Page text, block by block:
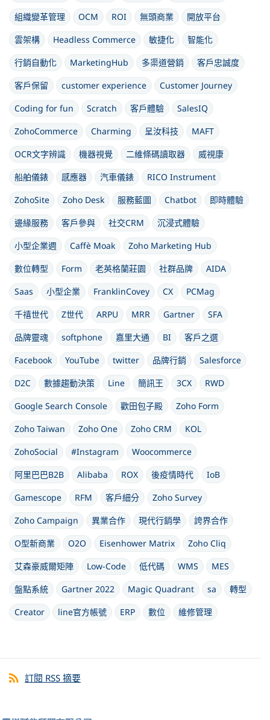
組織變革管理
OCM ROI 無頭商業
開放平台
雲架構
Headless Commerce 敏捷化
智能化
行銷自動化
MarketingHub 多渠道營銷
客戶忠誠度
客戶保留
customer experience
Customer Journey
Coding for fun
Scratch 客戶體驗
SalesIQ
ZohoCommerce
Charming 呈汝科技
MAFT
OCR文字辨識
機器視覺 二維條碼讀取器
威視康
船舶儀錶
感應器 汽車儀錶
RICO Instrument
ZohoSite
Zoho Desk 服務藍圖 Chatbot
即時體驗
邊緣服務
客戶參與 社交CRM
沉浸式體驗
小型企業週
Caffè Moak
Zoho Marketing Hub
數位轉型
Form 老英格蘭莊園 社群品牌
AIDA
Saas
小型企業 FranklinCovey CX
PCMag
千禧世代
Z世代 ARPU MRR Gartner
SFA
品牌靈魂
softphone 嘉里大通 BI
客戶之選
Facebook
YouTube twitter 品牌行銷
Salesforce
D2C
數據趨動決策 Line 簡訊王 3CX
RWD
Google Search Console
歡田包子殿
Zoho Form
Zoho Taiwan
Zoho One Zoho CRM
KOL
ZohoSocial
#Instagram
Woocommerce
阿里巴巴B2B
Alibaba ROX 後疫情時代
IoB
Gamescope
RFM 客戶細分
Zoho Survey
Zoho Campaign
異業合作 現代行銷學
誇界合作
O型新商業
O2O Eisenhower Matrix
Zoho Cliq
艾森豪威爾矩陣
Low-Code 低代碼 WMS
MES
盤點系統
Gartner 2022 Magic Quadrant sa
轉型
Creator
line官方帳號 ERP 數位 維修管理
訂閱 RSS 摘要